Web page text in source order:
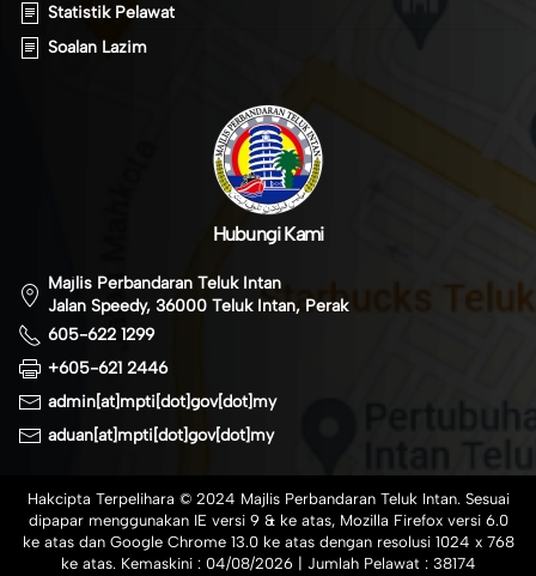
Statistik Pelawat
Soalan Lazim
Hubungi Kami
Majlis Perbandaran Teluk Intan
Jalan Speedy, 36000 Teluk Intan, Perak
605-622 1299
+605-621 2446
admin[at]mpti[dot]gov[dot]my
aduan[at]mpti[dot]gov[dot]my
Hakcipta Terpelihara © 2024 Majlis Perbandaran Teluk Intan. Sesuai
dipapar menggunakan IE versi 9 & ke atas, Mozilla Firefox versi 6.0
ke atas dan Google Chrome 13.0 ke atas dengan resolusi 1024 x 768
ke atas. Kemaskini : 04/08/2026 | Jumlah Pelawat : 38174